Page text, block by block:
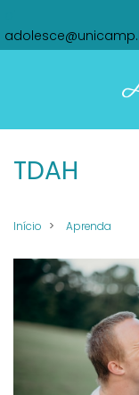
para
o
TDAH
Início Aprenda